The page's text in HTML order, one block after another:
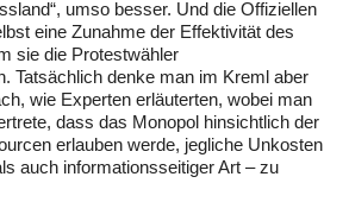
umso besser. Und die Offiziellen
eine Zunahme der Effektivität des
sie die Protestwähler
Tatsächlich denke man im Kreml aber
wie Experten erläuterten, wobei man
dass das Monopol hinsichtlich der
erlauben werde, jegliche Unkosten
auch informationsseitiger Art – zu